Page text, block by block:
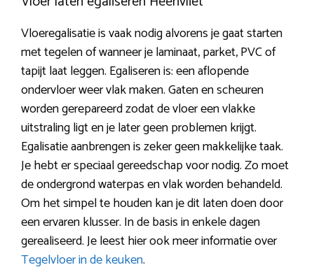
Vloeregalisatie is vaak nodig alvorens je gaat starten
met tegelen of wanneer je laminaat, parket, PVC of
tapijt laat leggen. Egaliseren is: een aflopende
ondervloer weer vlak maken. Gaten en scheuren
worden gerepareerd zodat de vloer een vlakke
uitstraling ligt en je later geen problemen krijgt.
Egalisatie aanbrengen is zeker geen makkelijke taak.
Je hebt er speciaal gereedschap voor nodig. Zo moet
de ondergrond waterpas en vlak worden behandeld.
Om het simpel te houden kan je dit laten doen door
een ervaren klusser. In de basis in enkele dagen
gerealiseerd. Je leest hier ook meer informatie over
Tegelvloer in de keuken.